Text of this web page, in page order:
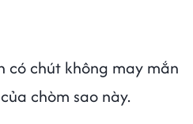
có chút không may mắn
chòm sao này.